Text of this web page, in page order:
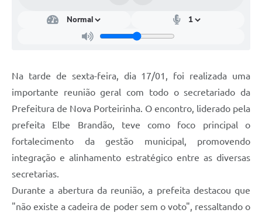
Transparência
Agenda
Diário Oficial
SIC
Contato
PDTIC
Na tarde de sexta-feira, dia 17/01, foi realizada uma
importante reunião geral com todo o secretariado da
Prefeitura de Nova Porteirinha. O encontro, liderado pela
prefeita Elbe Brandão, teve como foco principal o
fortalecimento da gestão municipal, promovendo
integração e alinhamento estratégico entre as diversas
secretarias.
Durante a abertura da reunião, a prefeita destacou que
"não existe a cadeira de poder sem o voto", ressaltando o